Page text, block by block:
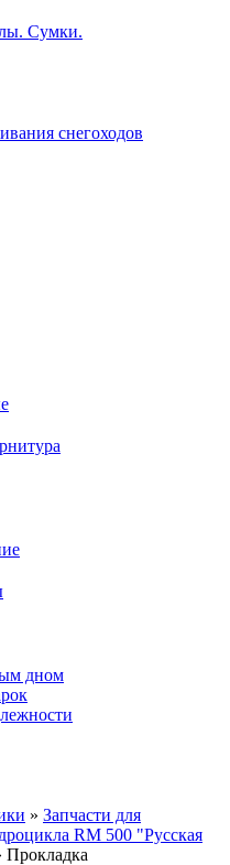
Сумки.
снегоходов
дном
» Запчасти для
RM 500 "Русская
Прокладка